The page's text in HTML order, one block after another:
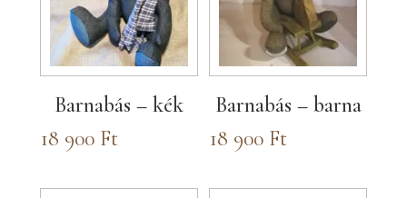
Barnabás – kék
18 900 Ft
Barnabás – barna
18 900 Ft